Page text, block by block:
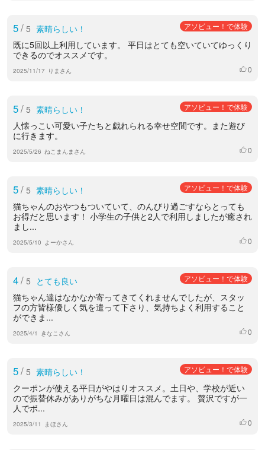
5/ 5 素晴らしい！ アソビュー！で体験
既に5回以上利用しています。 平日はとても空いていてゆっくり
できるのでオススメです。
2025/11/17 りまさん いいね
0
5/ 5 素晴らしい！ アソビュー！で体験
人懐っこい可愛い子たちと戯れられる幸せ空間です。また遊び
に行きます。
2025/5/26 ねこまんまさん いいね
0
5/ 5 素晴らしい！ アソビュー！で体験
猫ちゃんのおやつもついていて、のんびり過ごすならとっても
お得だと思います！ 小学生の子供と2人で利用しましたが癒され
まし...
2025/5/10 よーかさん いいね
0
4/ 5 とても良い アソビュー！で体験
猫ちゃん達はなかなか寄ってきてくれませんでしたが、スタッ
フの方皆様優しく気を遣って下さり、気持ちよく利用すること
ができま...
2025/4/1 きなこさん いいね
0
5/ 5 素晴らしい！ アソビュー！で体験
クーポンが使える平日がやはりオススメ。土日や、学校が近い
ので振替休みがありがちな月曜日は混んでます。 贅沢ですが一
人でボ...
2025/3/11 まほさん いいね
0